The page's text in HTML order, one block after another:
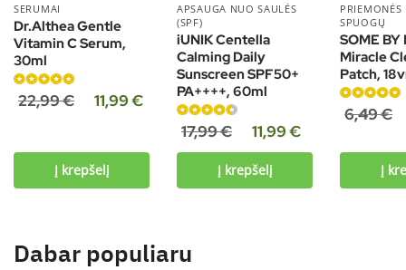
SERUMAI
Dr.Althea Gentle
Vitamin C Serum,
30ml
Įvertinimas:
iš 5
22,99€ 11,99€
Į krepšelį
APSAUGA NUO SAULĖS
(SPF)
iUNIK Centella
Calming Daily
Sunscreen SPF50+
PA++++, 60ml
Įvertinimas:
4.50
17,99€ 11,99€
Į krepšelį
PRIEMONĖS
SPUOGŲ
SOME BY
Miracle
Patch,
Įvertinimas:
4.80
6,49€
Į
Dabar populiaru